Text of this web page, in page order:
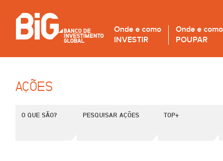
Onde e como
INVESTIR
Onde e como
POUPAR
AÇÕES
O QUE SÃO? PESQUISAR AÇÕES TOP+